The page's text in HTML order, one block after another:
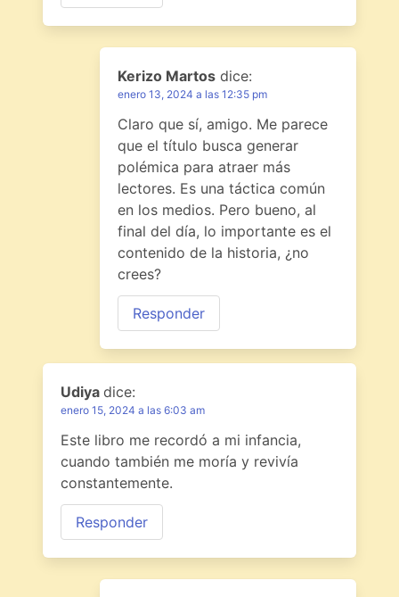
Kerizo Martos dice:
enero 13, 2024 a las 12:35 pm
Claro que sí, amigo. Me parece
que el título busca generar
polémica para atraer más
lectores. Es una táctica común
en los medios. Pero bueno, al
final del día, lo importante es el
contenido de la historia, ¿no
crees?
Responder
Udiya dice:
enero 15, 2024 a las 6:03 am
Este libro me recordó a mi infancia,
cuando también me moría y revivía
constantemente.
Responder